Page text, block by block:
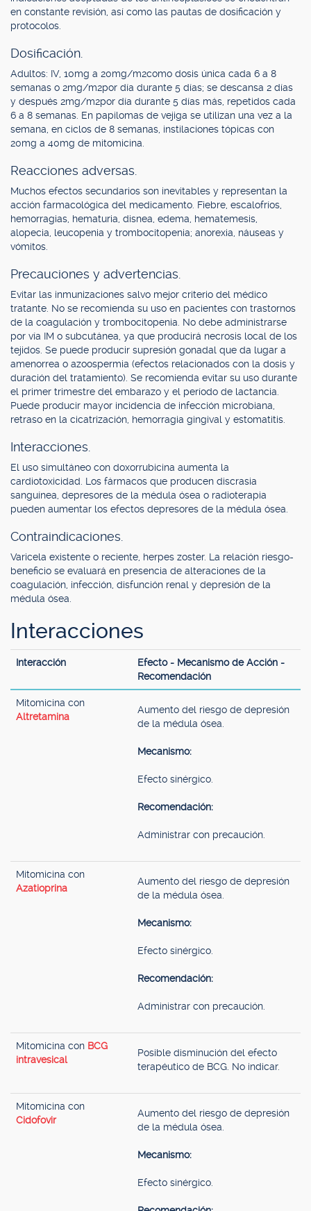
en constante revisión, así como las pautas de dosificación y
protocolos.
Dosificación.
Adultos: IV, 10mg a 20mg/m2como dosis única cada 6 a 8
semanas o 2mg/m2por día durante 5 días; se descansa 2 días
y después 2mg/m2por día durante 5 días más, repetidos cada
6 a 8 semanas. En papilomas de vejiga se utilizan una vez a la
semana, en ciclos de 8 semanas, instilaciones tópicas con
20mg a 40mg de mitomicina.
Reacciones adversas.
Muchos efectos secundarios son inevitables y representan la
acción farmacológica del medicamento. Fiebre, escalofríos,
hemorragias, hematuria, disnea, edema, hematemesis,
alopecia, leucopenia y trombocitopenia; anorexia, náuseas y
vómitos.
Precauciones y advertencias.
Evitar las inmunizaciones salvo mejor criterio del médico
tratante. No se recomienda su uso en pacientes con trastornos
de la coagulación y trombocitopenia. No debe administrarse
por vía IM o subcutánea, ya que producirá necrosis local de los
tejidos. Se puede producir supresión gonadal que da lugar a
amenorrea o azoospermia (efectos relacionados con la dosis y
duración del tratamiento). Se recomienda evitar su uso durante
el primer trimestre del embarazo y el período de lactancia.
Puede producir mayor incidencia de infección microbiana,
retraso en la cicatrización, hemorragia gingival y estomatitis.
Interacciones.
El uso simultáneo con doxorrubicina aumenta la
cardiotoxicidad. Los fármacos que producen discrasia
sanguínea, depresores de la médula ósea o radioterapia
pueden aumentar los efectos depresores de la médula ósea.
Contraindicaciones.
Varicela existente o reciente, herpes zoster. La relación riesgo-
beneficio se evaluará en presencia de alteraciones de la
coagulación, infección, disfunción renal y depresión de la
médula ósea.
Interacciones
Interacción
Efecto - Mecanismo de Acción -
Recomendación
Mitomicina con
Altretamina
Aumento del riesgo de depresión
de la médula ósea.
Mecanismo:
Efecto sinérgico.
Recomendación:
Administrar con precaución.
Mitomicina con
Azatioprina
Aumento del riesgo de depresión
de la médula ósea.
Mecanismo:
Efecto sinérgico.
Recomendación:
Administrar con precaución.
Mitomicina con BCG
intravesical
Posible disminución del efecto
terapéutico de BCG. No indicar.
Mitomicina con
Cidofovir
Aumento del riesgo de depresión
de la médula ósea.
Mecanismo:
Efecto sinérgico.